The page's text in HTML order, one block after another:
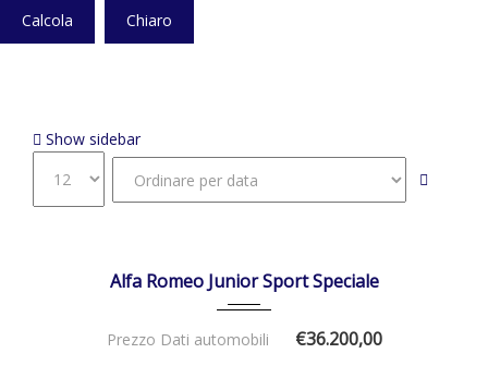
Calcola Chiaro
Show sidebar
Alfa Romeo Junior Sport Speciale
Prezzo Dati automobili €36.200,00